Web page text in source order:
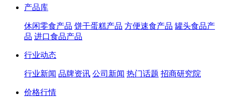
产品库
休闲零食产品 饼干蛋糕产品 方便速食产品 罐头食品产
品 进口食品产品
行业动态
行业新闻 品牌资讯 公司新闻 热门话题 招商研究院
价格行情